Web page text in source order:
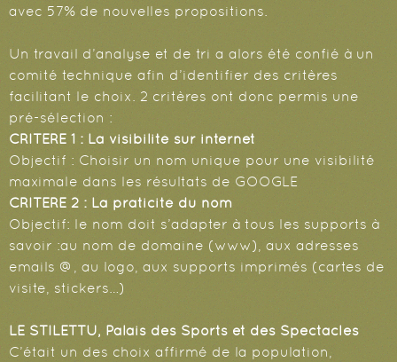
avec 57% de nouvelles propositions.
Un travail d’analyse et de tri a alors été confié à un
comité technique afin d’identifier des critères
facilitant le choix. 2 critères ont donc permis une
pré-sélection :
CRITERE 1 : La visibilité sur internet
Objectif : Choisir un nom unique pour une visibilité
maximale dans les résultats de GOOGLE
CRITERE 2 : La praticité du nom
Objectif: le nom doit s’adapter à tous les supports à
savoir :au nom de domaine (www), aux adresses
emails @, au logo, aux supports imprimés (cartes de
visite, stickers…)
LE STILETTU, Palais des Sports et des Spectacles
C’était un des choix affirmé de la population,